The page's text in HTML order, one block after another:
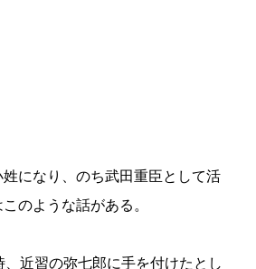
になり、のち武田重臣として活
のような話がある。
近習の弥七郎に手を付けたとし